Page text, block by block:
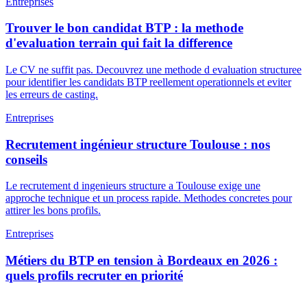
Trouver le bon candidat BTP : la methode
d'evaluation terrain qui fait la difference
Le CV ne suffit pas. Decouvrez une methode d evaluation structuree
pour identifier les candidats BTP reellement operationnels et eviter
les erreurs de casting.
Entreprises
Recrutement ingénieur structure Toulouse : nos
conseils
Le recrutement d ingenieurs structure a Toulouse exige une
approche technique et un process rapide. Methodes concretes pour
attirer les bons profils.
Entreprises
Métiers du BTP en tension à Bordeaux en 2026 :
quels profils recruter en priorité